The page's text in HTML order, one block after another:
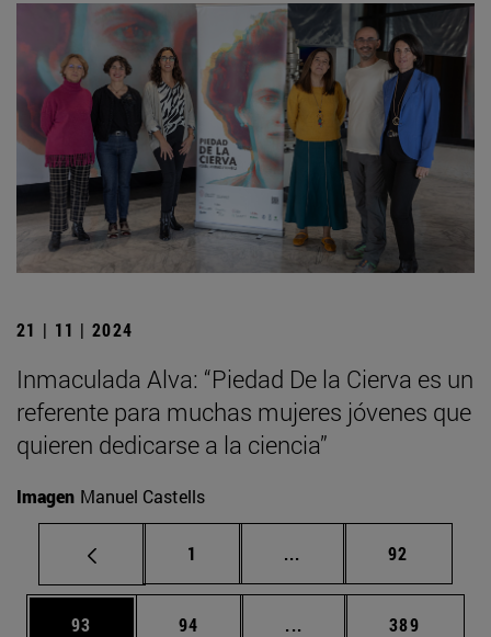
21 | 11 | 2024
Inmaculada Alva: “Piedad De la Cierva es un
referente para muchas mujeres jóvenes que
quieren dedicarse a la ciencia”
Imagen Manuel Castells
Página
1 ... Páginas intermedias
Página
92
Página
93 Página
94 ... Páginas intermedias
Página
389